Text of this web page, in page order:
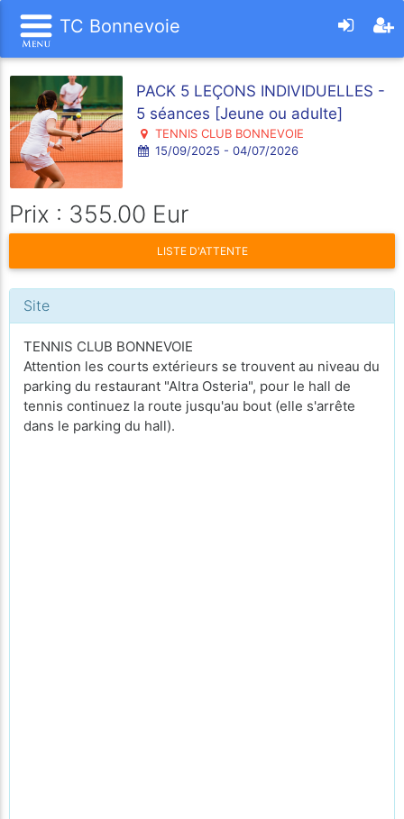
TC Bonnevoie
PACK 5 LEÇONS INDIVIDUELLES -
5 séances [Jeune ou adulte]
TENNIS CLUB BONNEVOIE
15/09/2025 - 04/07/2026
Prix : 355.00 Eur
LISTE D'ATTENTE
Site
TENNIS CLUB BONNEVOIE
Attention les courts extérieurs se trouvent au niveau du
parking du restaurant "Altra Osteria", pour le hall de
tennis continuez la route jusqu'au bout (elle s'arrête
dans le parking du hall).